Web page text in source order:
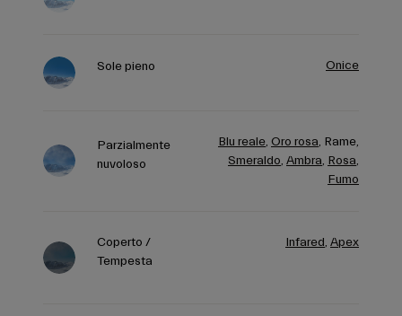
Sole pieno Onice
Parzialmente
nuvoloso
Blu reale, Oro rosa, Rame,
Smeraldo, Ambra, Rosa,
Fumo
Coperto /
Tempesta
Infared, Apex